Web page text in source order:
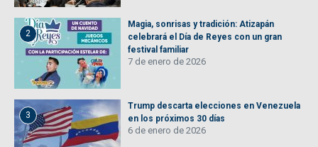
2
Magia, sonrisas y tradición: Atizapán
celebrará el Día de Reyes con un gran
festival familiar
7 de enero de 2026
3
Trump descarta elecciones en Venezuela
en los próximos 30 días
6 de enero de 2026